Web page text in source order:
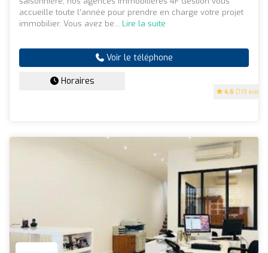
4.6 (119 avis)
accueille toute l’année pour prendre en charge votre projet
immobilier. Vous avez be... Lire la suite
Voir le téléphone
Horaires